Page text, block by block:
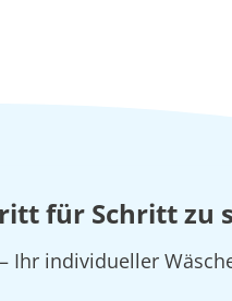
für Schritt
Ihr individueller